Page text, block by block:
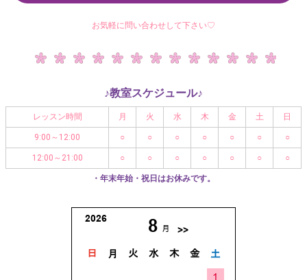
お気軽に問い合わせして下さい♡
♪教室スケジュール♪
レッスン時間 月 火 水 木 金 土 日
9:00～12:00 ○ ○ ○ ○ ○ ○ ○
12:00～21:00 ○ ○ ○ ○ ○ ○ ○
・年末年始・祝日はお休みです。